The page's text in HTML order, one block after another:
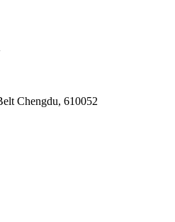
Chengdu, 610052